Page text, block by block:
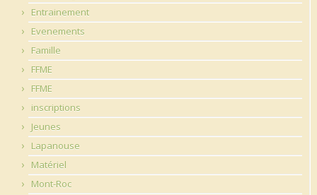
Entrainement
Evenements
Famille
FFME
FFME
inscriptions
Jeunes
Lapanouse
Matériel
Mont-Roc